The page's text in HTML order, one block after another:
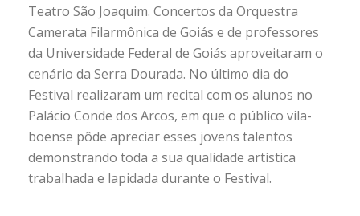
Teatro São Joaquim. Concertos da Orquestra
Camerata Filarmônica de Goiás e de professores
da Universidade Federal de Goiás aproveitaram o
cenário da Serra Dourada. No último dia do
Festival realizaram um recital com os alunos no
Palácio Conde dos Arcos, em que o público vila-
boense pôde apreciar esses jovens talentos
demonstrando toda a sua qualidade artística
trabalhada e lapidada durante o Festival.